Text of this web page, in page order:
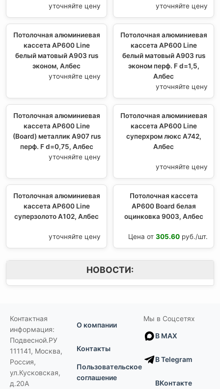
уточняйте цену
уточняйте цену
Потолочная алюминиевая
кассета AP600 Line
белый матовый А903 rus
эконом, Албес
уточняйте цену
Потолочная алюминиевая
кассета AP600 Line
белый матовый А903 rus
эконом перф. F d=1,5,
Албес
уточняйте цену
Потолочная алюминиевая
кассета AP600 Line
(Board) металлик А907 rus
перф. F d=0,75, Албес
уточняйте цену
Потолочная алюминиевая
кассета AP600 Line
суперхром люкс А742,
Албес
уточняйте цену
Потолочная алюминиевая
кассета AP600 Line
суперзолото А102, Албес
уточняйте цену
Потолочная кассета
AP600 Board белая
оцинковка 9003, Албес
Цена от 305.60 руб./шт.
НОВОСТИ:
Контактная
информация:
Подвесной.РУ
111141, Москва,
Россия,
ул.Кусковская,
д.20А
О компании
Контакты
Пользовательское
соглашение
Мы в Соцсетях
В MAX
В Telegram
ВКонтакте